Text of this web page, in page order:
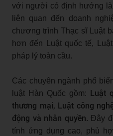
với người có định hướng
liên quan đến doanh
chương trình Thạc sĩ Luật
hơn đến Luật quốc tế,
pháp lý toàn cầu.
Các chuyên ngành phổ
luật Hàn Quốc gồm:
Luật
thương mại, Luật công
động và nhân quyền. Đây
tính ứng dụng cao, phù